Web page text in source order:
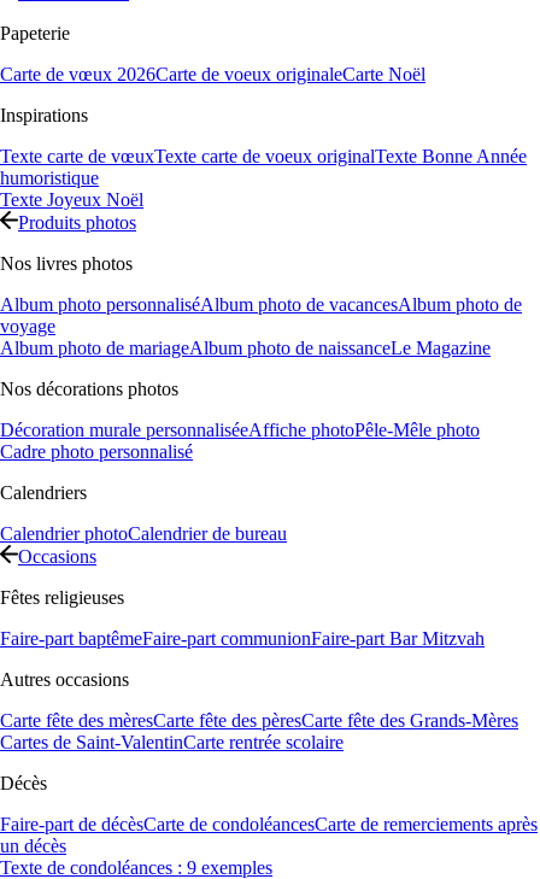
Papeterie
Carte de vœux 2026Carte de voeux originaleCarte Noël
Inspirations
Texte carte de vœuxTexte carte de voeux originalTexte Bonne Année
humoristique
Texte Joyeux Noël
Produits photos
Nos livres photos
Album photo personnaliséAlbum photo de vacancesAlbum photo de
voyage
Album photo de mariageAlbum photo de naissanceLe Magazine
Nos décorations photos
Décoration murale personnaliséeAffiche photoPêle-Mêle photo
Cadre photo personnalisé
Calendriers
Calendrier photoCalendrier de bureau
Occasions
Fêtes religieuses
Faire-part baptêmeFaire-part communionFaire-part Bar Mitzvah
Autres occasions
Carte fête des mèresCarte fête des pèresCarte fête des Grands-Mères
Cartes de Saint-ValentinCarte rentrée scolaire
Décès
Faire-part de décèsCarte de condoléancesCarte de remerciements après
un décès
Texte de condoléances : 9 exemples